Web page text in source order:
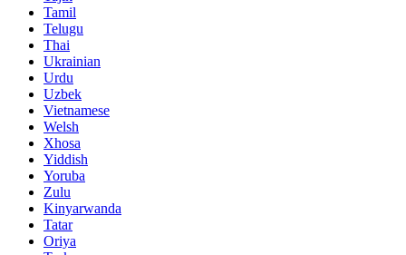
Tamil
Telugu
Thai
Ukrainian
Urdu
Uzbek
Vietnamese
Welsh
Xhosa
Yiddish
Yoruba
Zulu
Kinyarwanda
Tatar
Oriya